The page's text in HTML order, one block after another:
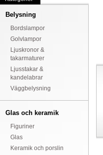
Belysning
Bordslampor
Golvlampor
Ljuskronor &
takarmaturer
Ljusstakar &
kandelabrar
Väggbelysning
Glas och keramik
Figuriner
Glas
Keramik och porslin